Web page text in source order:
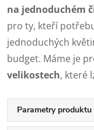
na jednoduchém
pro ty, kteří
jednoduchých
budget. Máme je
velikostech, které
Parametry produktu